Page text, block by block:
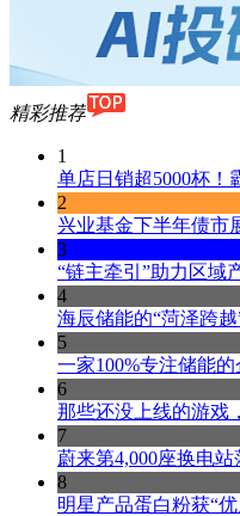
精彩推荐
1
单店日销超5000杯！
2
兴业基金下半年债市
3
“链主牵引”助力区域
4
海辰储能的“菏泽跨越
5
一家100%专注储能
6
那些还没上线的游戏
7
蔚来第4,000座换电站
8
明星产品蛋白粉获“